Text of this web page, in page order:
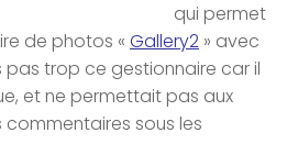
qui permet
de photos « Gallery2 » avec
pas trop ce gestionnaire car il
et ne permettait pas aux
sous les